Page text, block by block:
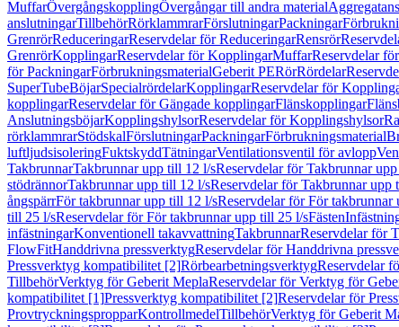
MuffarÖvergångskopplingÖvergångar till andra material
anslutningarTillbehörRörklammrarFörslutningarPackningar
GrenrörReduceringarReservdelar för ReduceringarRensrör
GrenrörKopplingarReservdelar för KopplingarMuffarReservdelar
för PackningarFörbrukningsmaterialGeberit PERörRördelar
SuperTubeBöjarSpecialrördelarKopplingarReservdelar för
kopplingarReservdelar för Gängade kopplingarFlänskopplingar
AnslutningsböjarKopplingshylsorReservdelar för Kopplingshylsor
rörklammrarStödskalFörslutningarPackningarFörbrukningsmaterial
luftljudsisoleringFuktskyddTätningarVentilationsventil för avlopp
TakbrunnarTakbrunnar upp till 12 l/sReservdelar för Takbrunnar
stödrännorTakbrunnar upp till 12 l/sReservdelar för Takbrunnar upp
ångspärrFör takbrunnar upp till 12 l/sReservdelar för För takbrunnar
till 25 l/sReservdelar för För takbrunnar upp till 25 l/sFästen
infästningarKonventionell takavvattningTakbrunnarReservdelar för
FlowFitHanddrivna pressverktygReservdelar för Handdrivna
Pressverktyg kompatibilitet [2]RörbearbetningsverktygReservdelar
TillbehörVerktyg för Geberit MeplaReservdelar för Verktyg för
kompatibilitet [1]Pressverktyg kompatibilitet [2]Reservdelar för
ProvtryckningspropparKontrollmedelTillbehörVerktyg för Geberit